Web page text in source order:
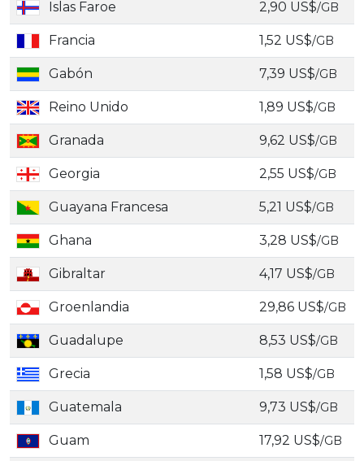
Islas Faroe 2,90 US$/GB
Francia 1,52 US$/GB
Gabón 7,39 US$/GB
Reino Unido 1,89 US$/GB
Granada 9,62 US$/GB
Georgia 2,55 US$/GB
Guayana Francesa 5,21 US$/GB
Ghana 3,28 US$/GB
Gibraltar 4,17 US$/GB
Groenlandia 29,86 US$/GB
Guadalupe 8,53 US$/GB
Grecia 1,58 US$/GB
Guatemala 9,73 US$/GB
Guam 17,92 US$/GB